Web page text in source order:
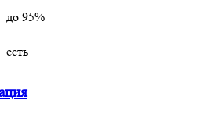
до 95%
есть